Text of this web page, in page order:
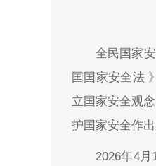
全民国家
国国家安全法
立国家安全观
护国家安全作出
2026年4